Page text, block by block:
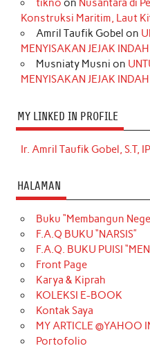
tikno on Nusantara di
Konstruksi Maritim, Laut
Amril Taufik Gobel on
MENYISAKAN JEJAK
Musniaty Musni on
MENYISAKAN JEJAK
MY LINKED IN PROFILE
Ir. Amril Taufik Gobel, S.T,
HALAMAN
Buku “Membangun
F.A.Q BUKU “NARSIS”
F.A.Q. BUKU PUISI
Front Page
Karya & Kiprah
KOLEKSI E-BOOK
Kontak Saya
MY ARTICLE @YAHOO
Portofolio